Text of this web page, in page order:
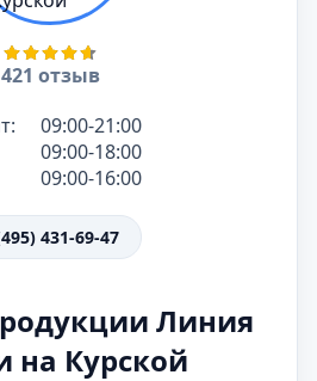
421 отзыв
09:00-21:00
09:00-18:00
09:00-16:00
431-69-47
Линия
на Курской